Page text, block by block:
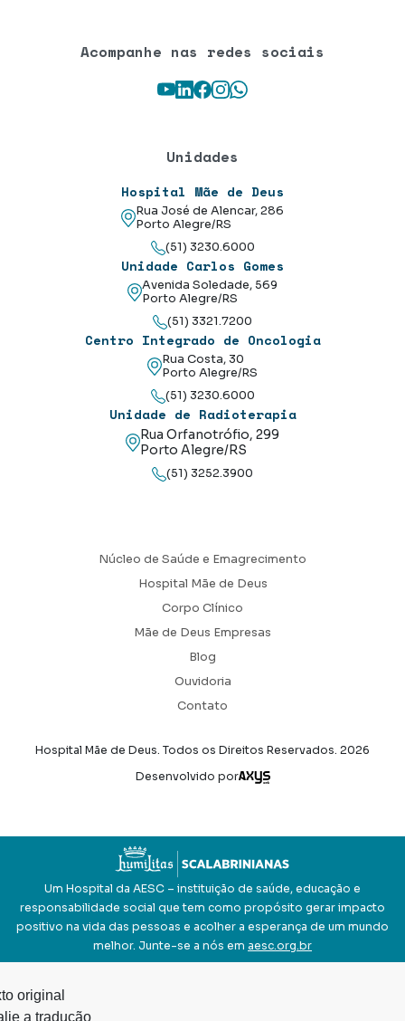
Acompanhe nas redes sociais
Youtube
LinkedIn
Facebook
Instagram
WhatsApp
Unidades
Hospital Mãe de Deus
Rua José de Alencar, 286
Porto Alegre/RS
(51) 3230.6000
Unidade Carlos Gomes
Avenida Soledade, 569
Porto Alegre/RS
(51) 3321.7200
Centro Integrado de Oncologia
Rua Costa, 30
Porto Alegre/RS
(51) 3230.6000
Unidade de Radioterapia
Rua Orfanotrófio, 299
Porto Alegre/RS
(51) 3252.3900
Núcleo de Saúde e Emagrecimento
Hospital Mãe de Deus
Corpo Clínico
Mãe de Deus Empresas
Blog
Ouvidoria
Contato
Hospital Mãe de Deus. Todos os Direitos Reservados. 2026
Desenvolvido por
Axysweb
Um Hospital da AESC – instituição de saúde, educação e
responsabilidade social que tem como propósito gerar impacto
positivo na vida das pessoas e acolher a esperança de um mundo
melhor. Junte-se a nós em aesc.org.br
original
a tradução